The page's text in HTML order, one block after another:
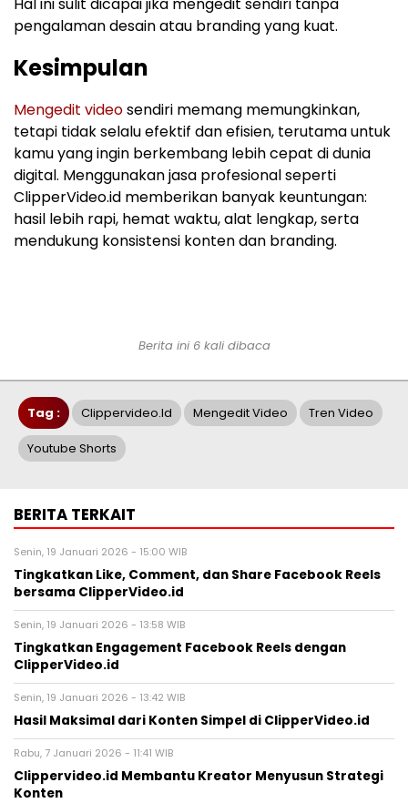
Hal ini sulit dicapai jika mengedit sendiri tanpa
pengalaman desain atau branding yang kuat.
Kesimpulan
Mengedit videosendiri memang memungkinkan,
tetapi tidak selalu efektif dan efisien, terutama untuk
kamu yang ingin berkembang lebih cepat di dunia
digital. Menggunakan jasa profesional seperti
ClipperVideo.id memberikan banyak keuntungan:
hasil lebih rapi, hemat waktu, alat lengkap, serta
mendukung konsistensi konten dan branding.
Berita ini 6 kali dibaca
Tag : Clippervideo.id Mengedit Video Tren Video
Youtube Shorts
BERITA TERKAIT
Senin, 19 Januari 2026 - 15:00 WIB
Tingkatkan Like, Comment, dan Share Facebook Reels
bersama ClipperVideo.id
Senin, 19 Januari 2026 - 13:58 WIB
Tingkatkan Engagement Facebook Reels dengan
ClipperVideo.id
Senin, 19 Januari 2026 - 13:42 WIB
Hasil Maksimal dari Konten Simpel di ClipperVideo.id
Rabu, 7 Januari 2026 - 11:41 WIB
Clippervideo.id Membantu Kreator Menyusun Strategi
Konten